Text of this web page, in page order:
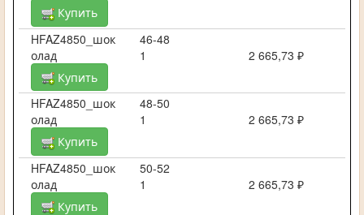
Купить
HFAZ4850_шок
олад
46-48
1
2 665,73 ₽
Купить
HFAZ4850_шок
олад
48-50
1
2 665,73 ₽
Купить
HFAZ4850_шок
олад
50-52
1
2 665,73 ₽
Купить